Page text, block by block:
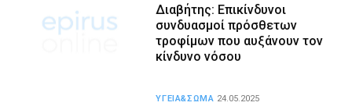
Διαβήτης: Επικίνδυνοι
συνδυασμοί πρόσθετων
τροφίμων που αυξάνουν τον
κίνδυνο νόσου
ΥΓΕΙΑ&ΣΩΜΑ 24.05.2025